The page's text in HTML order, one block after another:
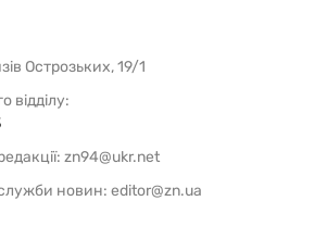
Острозьких, 19/1
відділу:
zn94@ukr.net
новин: editor@zn.ua